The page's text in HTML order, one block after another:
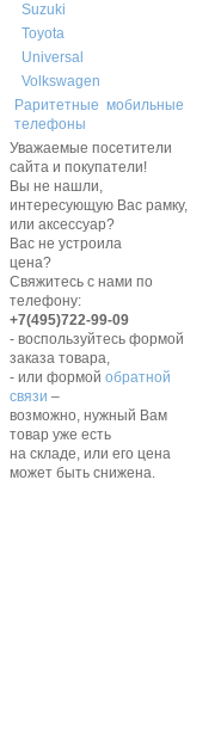
Suzuki
Toyota
Universal
Volkswagen
Раритетные мобильные
телефоны
Уважаемые посетители
сайта и покупатели!
Вы не нашли,
интересующую Вас рамку,
или аксессуар?
Вас не устроила
цена?
Свяжитесь с нами по
телефону:
+7(495)722-99-09
- воспользуйтесь формой
заказа товара,
- или формой обратной
связи –
возможно, нужный Вам
товар уже есть
на складе, или его цена
может быть снижена.